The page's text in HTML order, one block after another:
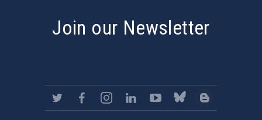
Join our Newsletter